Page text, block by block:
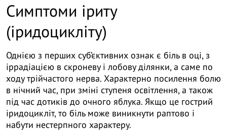
Симптоми іриту
(іридоцикліту)
Однією з перших суб’єктивних ознак є біль в оці, з
іррадіацією в скроневу і лобову ділянки, а саме по
ходу трійчастого нерва. Характерно посилення болю
в нічний час, при зміні ступеня освітлення, а також
під час дотиків до очного яблука. Якщо це гострий
іридоцикліт, то біль може виникнути раптово і
набути нестерпного характеру.